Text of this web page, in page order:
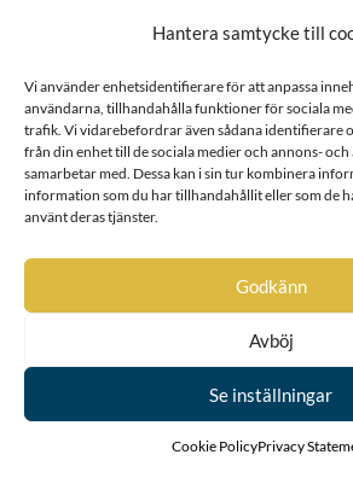
Hantera samtycke till
Vi använder enhetsidentifierare för att anpassa
användarna, tillhandahålla funktioner för sociala
trafik. Vi vidarebefordrar även sådana identifierare
från din enhet till de sociala medier och annons-
samarbetar med. Dessa kan i sin tur kombinera
information som du har tillhandahållit eller som de
använt deras tjänster.
Godkänn
Avböj
Se inställningar
Cookie PolicyPrivacy
Krabbe af Krageholm
23
Barnekow
24
Ramel
25
Walkendorff
26
Tott
27
Gädda
28
Bille af Dybeck
29
Gyllenstierna af Svaneholm
31
Björnklou
33
Ehrenstéen
1303 A
Siöstierna
von Snoilsky